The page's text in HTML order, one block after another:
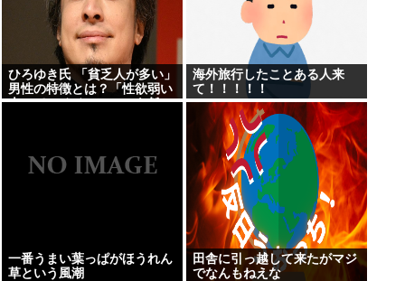
ひろゆき氏 「貧乏人が多い」
男性の特徴とは？「性欲弱い
人ってモチベーションも低い
海外旅行したことある人来
て！！！！！
一番うまい葉っぱがほうれん
草という風潮
田舎に引っ越して来たがマジ
でなんもねえな